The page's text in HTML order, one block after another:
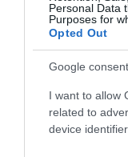
Personal Data
Purposes for
Opted Out
Google
I want to allow
related to
device
Το
από την ΕΕ έργο
Gaming Police”
ενισχύει την
διαδίκτυο
31.07.2026
ΑΑΔΕ:
για τα πρόστιμα